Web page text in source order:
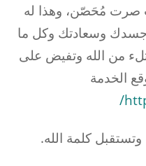
صرت مُحَصّن، وهذا له
وجسدك وسعادتك وكل ما
من الله وتفيض على
الخدمة
وتستقبل كلمة الله.